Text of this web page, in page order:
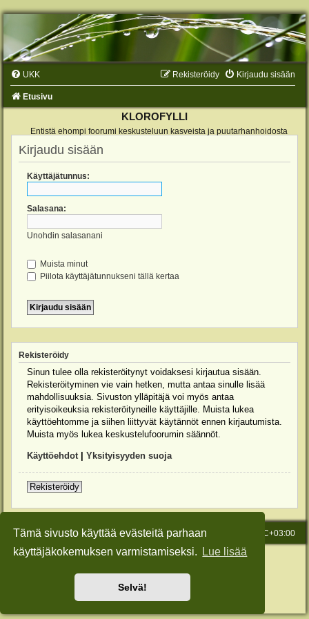
Tämä sivusto käyttää evästeitä parhaan
käyttäjäkokemuksen varmistamiseksi.
Lue lisää
Selvä!
UKK Kirjaudu sisään
Rekisteröidy
Etusivu
KLOROFYLLI
Entistä ehompi foorumi keskusteluun kasveista ja puutarhanhoidosta
Kirjaudu sisään
Käyttäjätunnus:
Salasana:
Unohdin salasanani
Muista minut
Piilota käyttäjätunnukseni tällä kertaa
Rekisteröidy
Sinun tulee olla rekisteröitynyt voidaksesi kirjautua sisään.
Rekisteröityminen vie vain hetken, mutta antaa sinulle lisää
mahdollisuuksia. Sivuston ylläpitäjä voi myös antaa
erityisoikeuksia rekisteröityneille käyttäjille. Muista lukea
käyttöehtomme ja siihen liittyvät käytännöt ennen kirjautumista.
Muista myös lukea keskustelufoorumin säännöt.
Käyttöehdot| Yksityisyyden suoja
Rekisteröidy
Etusivu Kaikki ajat ovat UTC+03:00
Viesti Ylläpidolle
Keskustelufoorumin ohjelmistophpBB® Forum Software © phpBB Limited